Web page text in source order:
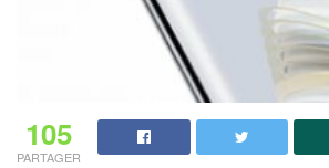
105
PARTAGER